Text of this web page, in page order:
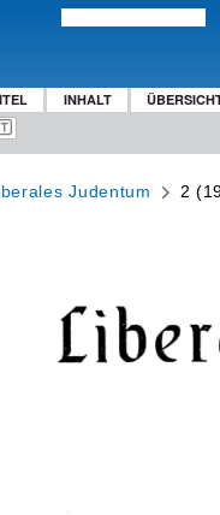
INHALT
Judentum 2